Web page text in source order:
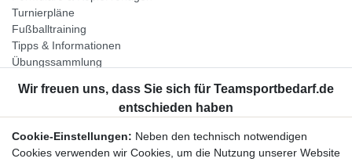
Turnierpläne
Fußballtraining
Tipps & Informationen
Übungssammlung
Unternehmen
Widerrufsrecht
Cookie-Einstellungen: Neben den technisch notwendigen
Cookies verwenden wir Cookies, um die Nutzung unserer Website